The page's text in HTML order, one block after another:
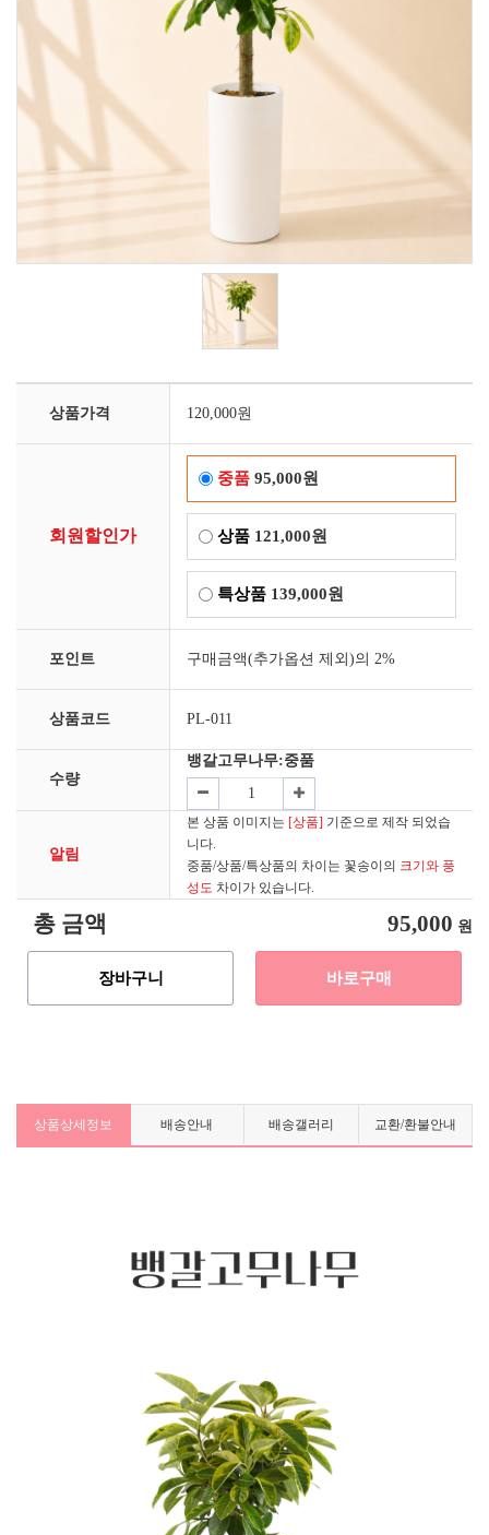
상품가격 120,000원
회원할인가
중품 95,000원
상품 121,000원
특상품 139,000원
포인트 구매금액(추가옵션 제외)의 2%
상품코드 PL-011
수량
뱅갈고무나무:중품
알림
본 상품 이미지는 [상품] 기준으로 제작 되었습
니다.
중품/상품/특상품의 차이는 꽃송이의 크기와 풍
성도 차이가 있습니다.
총 금액 95,000 원
장바구니 바로구매
상품상세정보 배송안내 배송갤러리 교환/환불안내